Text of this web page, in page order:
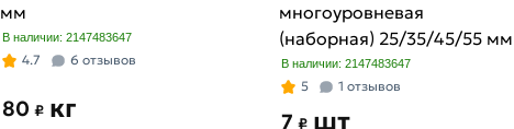
мм
В наличии: 2147483647
4.7 6 отзывов
80 ₽ кг
многоуровневая
(наборная) 25/35/45/55 мм
В наличии: 2147483647
5 1 отзывов
7₽ шт